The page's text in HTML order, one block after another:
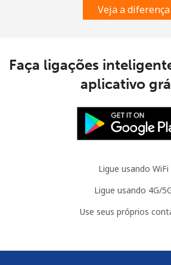
Veja a diferença
Faça ligações
aplicativo
Ligue usando WiFi
Ligue usando 4G/
Use seus próprios